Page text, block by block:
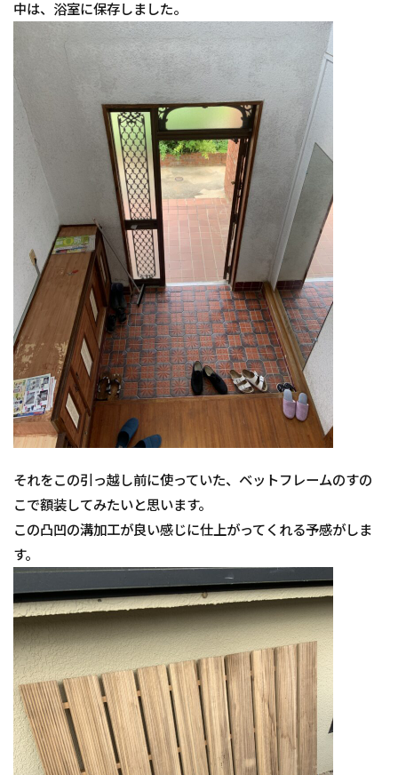
中は、浴室に保存しました。
それをこの引っ越し前に使っていた、ベットフレームのすの
こで額装してみたいと思います。
この凸凹の溝加工が良い感じに仕上がってくれる予感がしま
す。